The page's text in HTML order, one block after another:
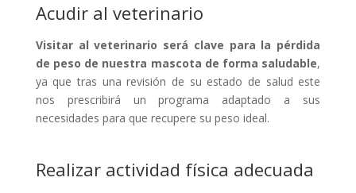
Acudir al veterinario
Visitar al veterinario será clave para la pérdida
de peso de nuestra mascota de forma saludable,
ya que tras una revisión de su estado de salud este
nos prescribirá un programa adaptado a sus
necesidades para que recupere su peso ideal.
Realizar actividad física adecuada